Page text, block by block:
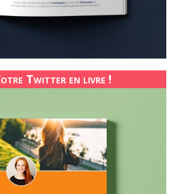
Twitter en livre !